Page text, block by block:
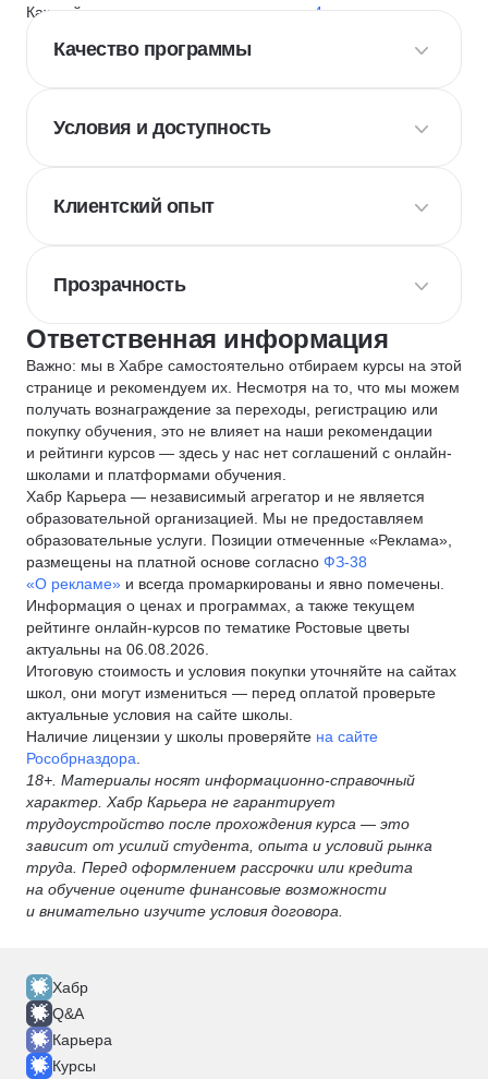
Каждый курс и школу мы оцениваем по
4 критериям
Качество программы
Условия и доступность
Клиентский опыт
Прозрачность
Ответственная информация
Важно: мы в Хабре самостоятельно отбираем курсы на этой
странице и рекомендуем их. Несмотря на то, что мы можем
получать вознаграждение за переходы, регистрацию или
покупку обучения, это не влияет на наши рекомендации
и рейтинги курсов — здесь у нас нет соглашений с онлайн-
школами и платформами обучения.
Хабр Карьера — независимый агрегатор и не является
образовательной организацией. Мы не предоставляем
образовательные услуги. Позиции отмеченные «Реклама»,
размещены на платной основе согласно ФЗ-38
«О рекламе» и всегда промаркированы и явно помечены.
Информация о ценах и программах, а также текущем
рейтинге онлайн-курсов по тематике Ростовые цветы
актуальны на 06.08.2026.
Итоговую стоимость и условия покупки уточняйте на сайтах
школ, они могут измениться — перед оплатой проверьте
актуальные условия на сайте школы.
Наличие лицензии у школы проверяйте на сайте
Рособрназдора
18+. Материалы носят информационно-справочный
характер. Хабр Карьера не гарантирует
трудоустройство после прохождения курса — это
зависит от усилий студента, опыта и условий рынка
труда. Перед оформлением рассрочки или кредита
на обучение оцените финансовые возможности
и внимательно изучите условия договора.
Хабр
Q&A
Карьера
Курсы